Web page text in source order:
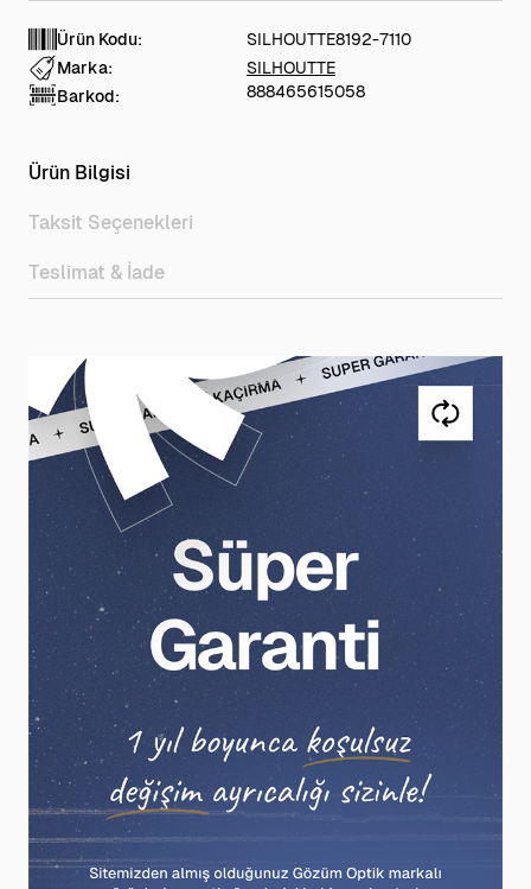
Ürün Kodu:
SILHOUTTE8192-7110
Marka:
SILHOUTTE
Barkod:
888465615058
Ürün Bilgisi
Taksit Seçenekleri
Teslimat & İade